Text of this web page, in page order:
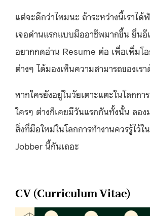
แต่จะดีกว่าไหมนะ ถ้าระหว่างนี้เราได้
เจอด่านแรกแบบมืออาชีพมากขึ้น ยื่นอี
อยากกดอ่าน Resume ต่อ เพื่อเพิ่มโ
ต่างๆ ได้มองเห็นความสามารถของเร
หากใครยังอยู่ในวัยเตาะแตะในโลกกา
ใครๆ ต่างก็เคยมีวันแรกกันทั้งนั้น ลอง
สิ่งที่มือใหม่ในโลกการทำงานควรรู้ไว้
Jobber นี้กันเถอะ
CV (Curriculum Vitae)